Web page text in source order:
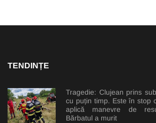
TENDINȚE
Tragedie: Clujean prins
cu puțin timp. Este în stop
aplică manevre de
Bărbatul a murit